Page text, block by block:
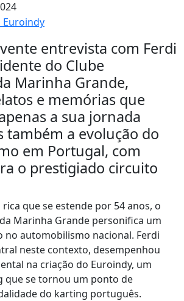
Euroindy
entrevista com Ferdi
do Clube
Marinha Grande,
e memórias que
a sua jornada
também a evolução do
em Portugal, com
o prestigiado circuito
que se estende por 54 anos, o
Marinha Grande personifica um
no automobilismo nacional. Ferdi
neste contexto, desempenhou
na criação do Euroindy, um
que se tornou um ponto de
do karting português.